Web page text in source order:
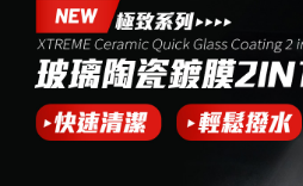
加入購物車